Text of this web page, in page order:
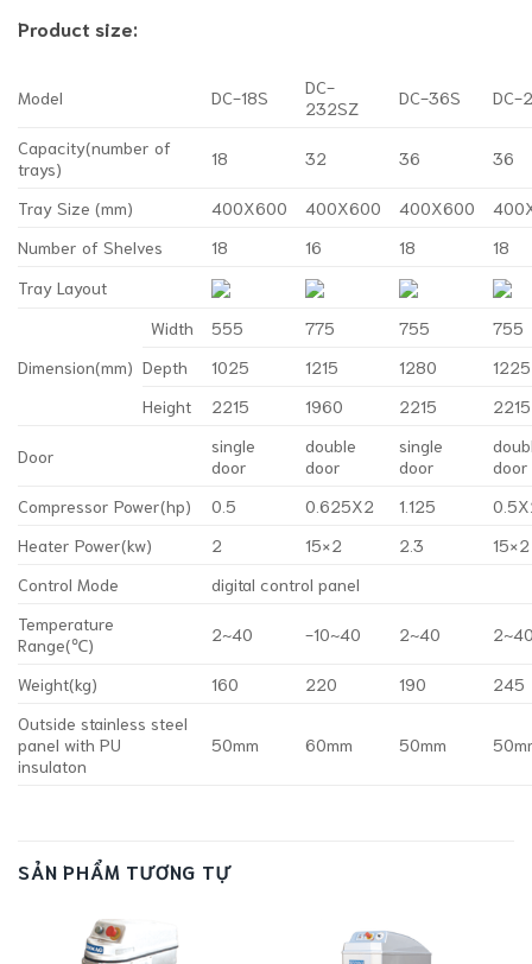
Product size:
Model DC-18S
DC-
232SZ
DC-36S DC-
Capacity(number of
trays)
18 32 36 36
Tray Size (mm) 400X600 400X600 400X600
Number of Shelves
18 16 18
18
Tray Layout
Dimension(mm)
Width 555 775 755
755
Depth
1025 1215 1280
1225
Height
2215 1960 2215 2215
Door
single
door
double
door
single
door
door
Compressor Power(hp)
0.5 0.625X2 1.125
Heater Power(kw)
2 15×2 2.3
15×2
Control Mode
digital control panel
Temperature
Range(℃)
2~40 -10~40 2~40
Weight(kg) 160 220 190
245
Outside stainless steel
panel with PU
insulaton
50mm 60mm 50mm
SẢN PHẨM TƯƠNG TỰ